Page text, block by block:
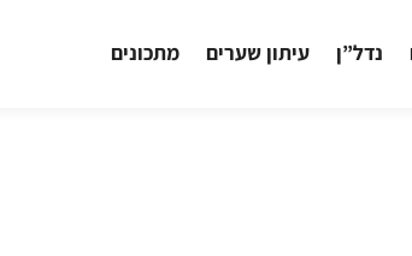
נדל”ן עיתון שערים מתכונים